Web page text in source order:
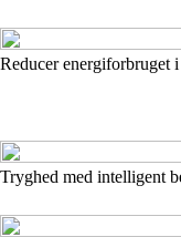
Reducer energiforbruget
Tryghed med intelligent